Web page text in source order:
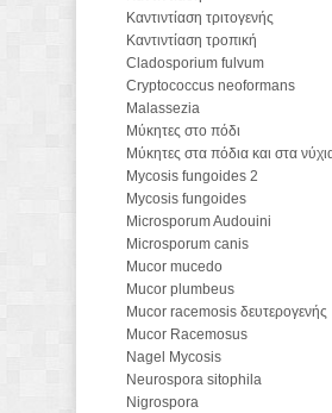
Καντιντίαση τριτογενής
Καντιντίαση τροπική
Cladosporium fulvum
Cryptococcus neoformans
Malassezia
Μύκητες στο πόδι
Μύκητες στα πόδια και στα
Mycosis fungoides 2
Mycosis fungoides
Microsporum Audouini
Microsporum canis
Mucor mucedo
Mucor plumbeus
Mucor racemosis δευτερογενής
Mucor Racemosus
Nagel Mycosis
Neurospora sitophila
Nigrospora